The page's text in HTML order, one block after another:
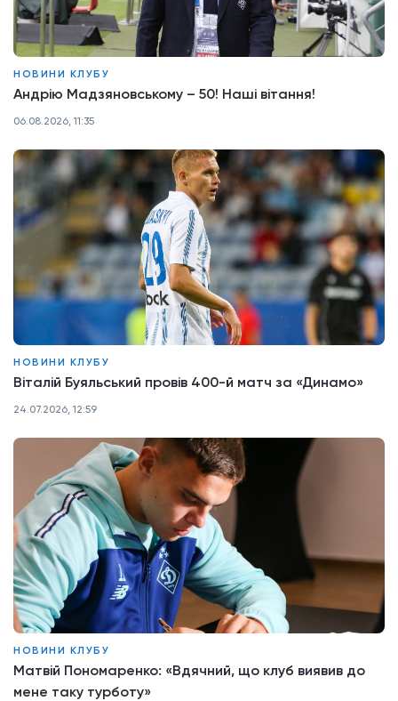
НОВИНИ КЛУБУ
Андрію Мадзяновському – 50! Наші вітання!
06.08.2026, 11:35
НОВИНИ КЛУБУ
Віталій Буяльський провів 400-й матч за «Динамо»
24.07.2026, 12:59
НОВИНИ КЛУБУ
Матвій Пономаренко: «Вдячний, що клуб виявив до
мене таку турботу»